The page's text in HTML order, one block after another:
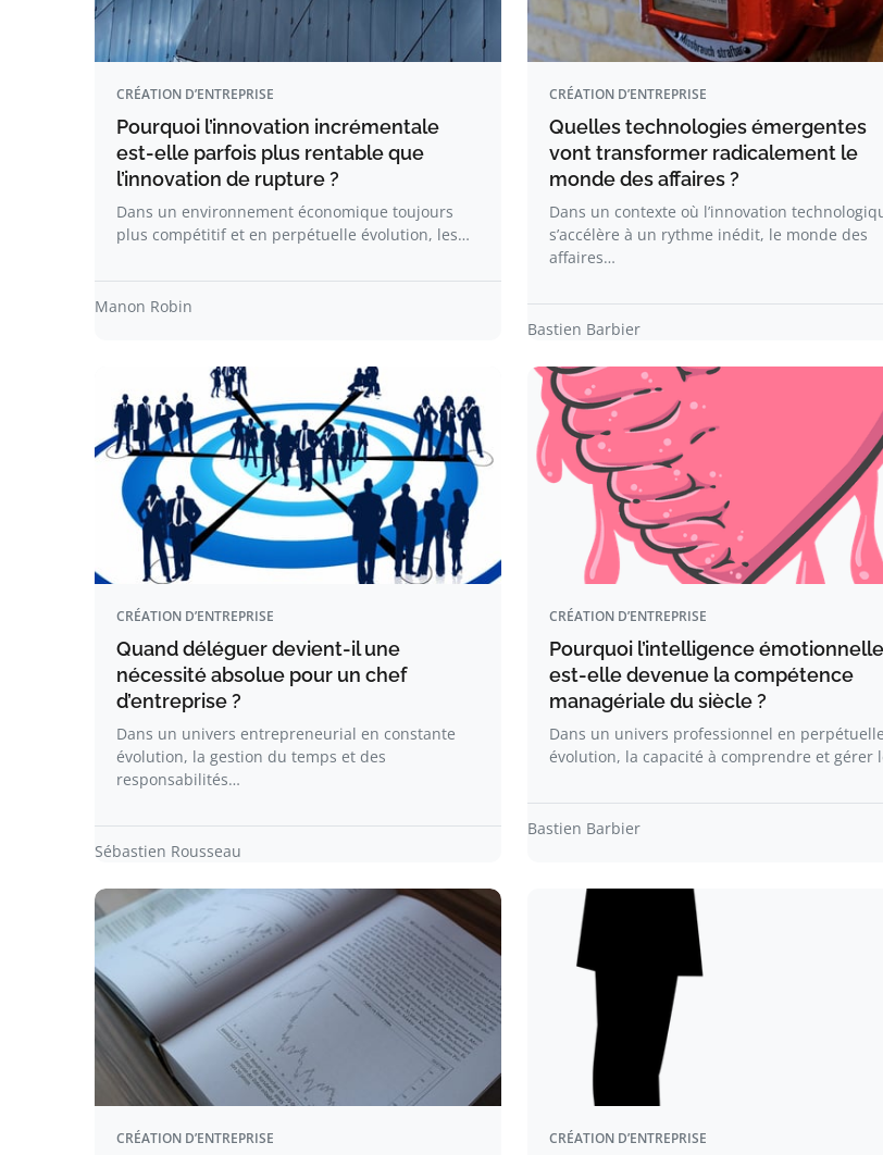
CRÉATION D’ENTREPRISE
Pourquoi l’innovation incrémentale
est-elle parfois plus rentable que
l’innovation de rupture ?
Dans un environnement économique toujours
plus compétitif et en perpétuelle évolution, les…
Manon Robin
CRÉATION D’ENTREPRISE
Quelles technologies émergentes
vont transformer radicalement le
monde des affaires ?
Dans un contexte où l’innovation
s’accélère à un rythme inédit, le monde des
affaires…
Bastien Barbier
CRÉATION D’ENTREPRISE
Quand déléguer devient-il une
nécessité absolue pour un chef
d’entreprise ?
Dans un univers entrepreneurial en constante
évolution, la gestion du temps et des
responsabilités…
Sébastien Rousseau
CRÉATION D’ENTREPRISE
Pourquoi l’intelligence émotionnelle
est-elle devenue la compétence
managériale du siècle ?
Dans un univers professionnel en perpétuelle
évolution, la capacité à comprendre et gérer
Bastien Barbier
CRÉATION D’ENTREPRISE CRÉATION D’ENTREPRISE